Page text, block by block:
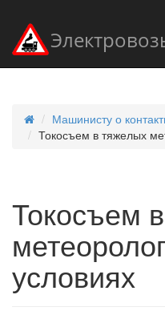
Машинисту о
Токосъем в тяжелых
Токосъем
условиях